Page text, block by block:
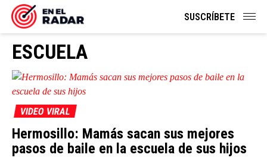
SUSCRÍBETE
ESCUELA
VIDEO VIRAL
Hermosillo: Mamás sacan sus mejores
pasos de baile en la escuela de sus hijos